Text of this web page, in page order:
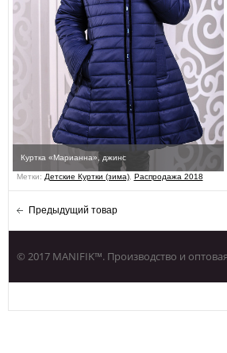
Куртка «Марианна», джинс
Метки: Детские Куртки (зима), Распродажа 2018
Предыдущий товар
© 2017 MANIFIK™. Производство и